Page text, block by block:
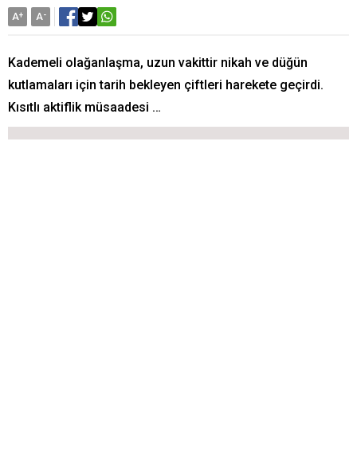
A+ A-
Kademeli olağanlaşma, uzun vakittir nikah ve düğün
kutlamaları için tarih bekleyen çiftleri harekete geçirdi.
Kısıtlı aktiflik müsaadesi …